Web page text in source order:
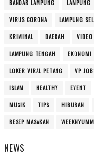
BANDAR LAMPUNG LAMPUNG
VIRUS CORONA LAMPUNG
KRIMINAL DAERAH
LAMPUNG TENGAH EKONOMI
LOKER VIRAL PETANG VP
ISLAM HEALTHY EVENT
MUSIK TIPS HIBURAN
RESEP MASAKAN
NEWS